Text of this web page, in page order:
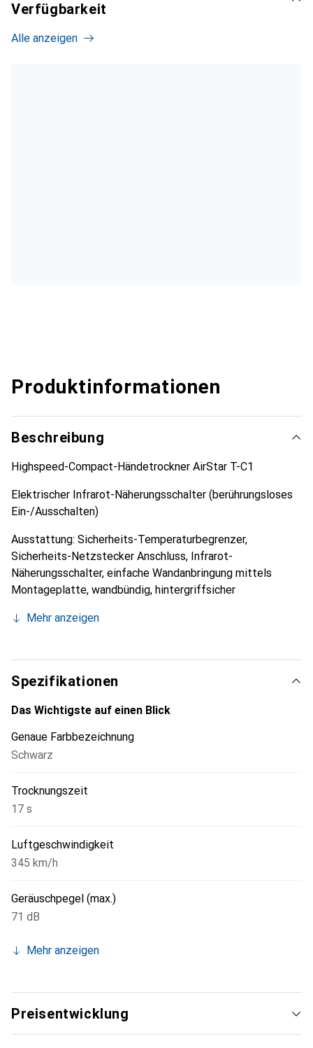
Verfügbarkeit
Alle anzeigen
Produktinformationen
Beschreibung
Highspeed-Compact-Händetrockner AirStar T-C1
Elektrischer Infrarot-Näherungsschalter (berührungsloses
Ein-/Ausschalten)
Ausstattung: Sicherheits-Temperaturbegrenzer,
Sicherheits-Netzstecker Anschluss, Infrarot-
Näherungsschalter, einfache Wandanbringung mittels
Montageplatte, wandbündig, hintergriffsicher
Mehr anzeigen
Spezifikationen
Das Wichtigste auf einen Blick
Genaue Farbbezeichnung
Schwarz
Trocknungszeit
17 s
Luftgeschwindigkeit
345 km/h
Geräuschpegel (max.)
71 dB
Mehr anzeigen
Preisentwicklung